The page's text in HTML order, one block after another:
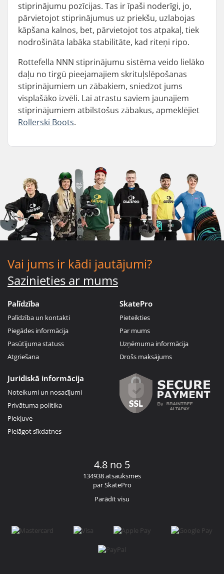
stiprinājumu pozīcijas. Tas ir īpaši noderīgi, jo,
pārvietojot stiprinājumus uz priekšu, uzlabojas
kāpšana kalnos, bet, pārvietojot tos atpakaļ, tiek
nodrošināta labāka stabilitāte, kad riteņi ripo.
Rottefella NNN stiprinājumu sistēma veido lielāko
daļu no tirgū pieejamajiem skrituļslēpošanas
stiprinājumiem un zābakiem, sniedzot jums
visplašāko izvēli. Lai atrastu saviem jaunajiem
stiprinājumiem atbilstošus zābakus, apmeklējiet
Rollerski Boots.
Vai jums ir kādi jautājumi?
Sazinieties ar mums
Palīdzība
Palīdzība un kontakti
Piegādes informācija
Pasūtījuma statuss
Atgriešana
SkatePro
Pieteikties
Par mums
Uzņēmuma informācija
Drošs maksājums
Juridiskā informācija
Noteikumi un nosacījumi
Privātuma politika
Piekļuve
Pielāgot sīkdatnes
4.8 no 5
134938 atsauksmes
par SkatePro
Parādīt visu